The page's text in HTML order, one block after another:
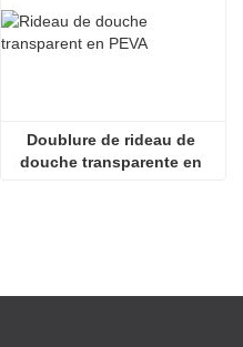
Doublure de rideau de
douche transparente en